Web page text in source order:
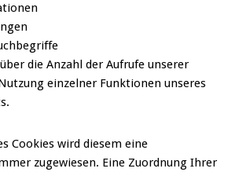
die Anzahl der Aufrufe unserer
einzelner Funktionen unseres
Cookies wird diesem eine
zugewiesen. Eine Zuordnung Ihrer